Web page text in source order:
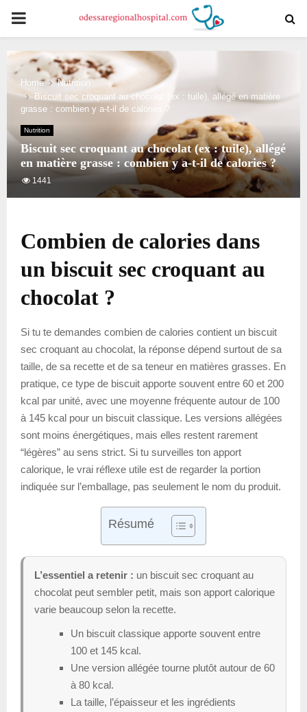
PRIMARY
MENU
Home
Nutrition
Biscuit sec croquant au chocolat (ex : tuile), allégé en matière
grasse : combien y a-t-il de calories ?
Nutrition
Biscuit sec croquant au chocolat (ex : tuile), allégé
en matière grasse : combien y a-t-il de calories ?
1441
Combien de calories dans
un biscuit sec croquant au
chocolat ?
Si tu te demandes combien de calories contient un biscuit
sec croquant au chocolat, la réponse dépend surtout de sa
taille, de sa recette et de sa teneur en matières grasses. En
pratique, ce type de biscuit apporte souvent entre 60 et 200
kcal par unité, avec une moyenne fréquente autour de 100
à 145 kcal pour un biscuit classique. Les versions allégées
sont moins énergétiques, mais elles restent rarement
“légères” au sens strict. Si tu surveilles ton apport
calorique, le vrai réflexe utile est de regarder la portion
indiquée sur l’emballage, pas seulement le nom du produit.
Résumé
L’essentiel a retenir : un biscuit sec croquant au
chocolat peut sembler petit, mais son apport calorique
varie beaucoup selon la recette.
Un biscuit classique apporte souvent entre
100 et 145 kcal.
Une version allégée tourne plutôt autour de 60
à 80 kcal.
La taille, l’épaisseur et les ingrédients